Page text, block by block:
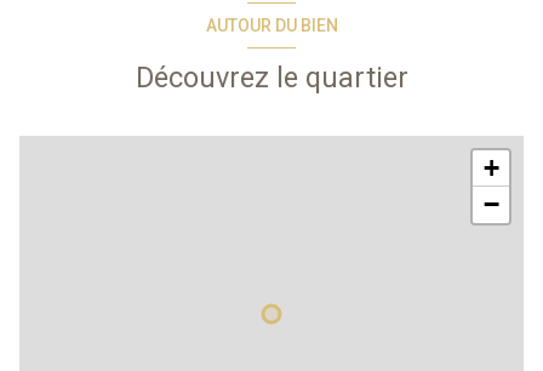
AUTOUR DU BIEN
Découvrez le quartier
+
−